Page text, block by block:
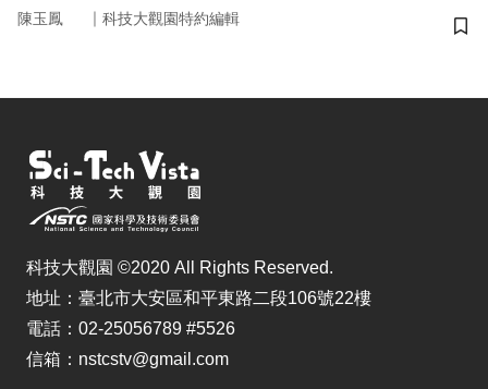
陳玉鳳 ｜ 科技大觀園特約編輯
儲
科技大觀園 ©2020 All Rights Reserved.
地址：臺北市大安區和平東路二段106號22樓
電話：02-25056789 #5526
信箱：nstcstv@gmail.com